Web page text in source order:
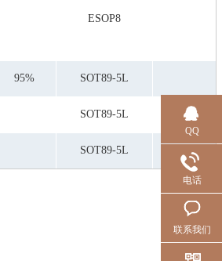
ESOP8
95% SOT89-5L
SOT89-5L
SOT89-5L
QQ
电话
联系我们